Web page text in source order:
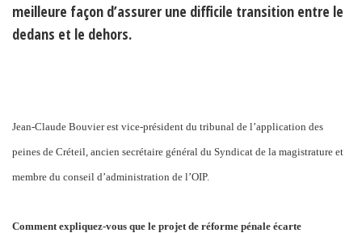
meilleure façon d’assurer une difficile transition entre le
dedans et le dehors.
Jean-Claude Bouvier est vice-président du tribunal de l’application des
peines de Créteil, ancien secrétaire général du Syndicat de la magistrature et
membre du conseil d’administration de l’OIP.
Comment expliquez-vous que le projet de réforme pénale écarte